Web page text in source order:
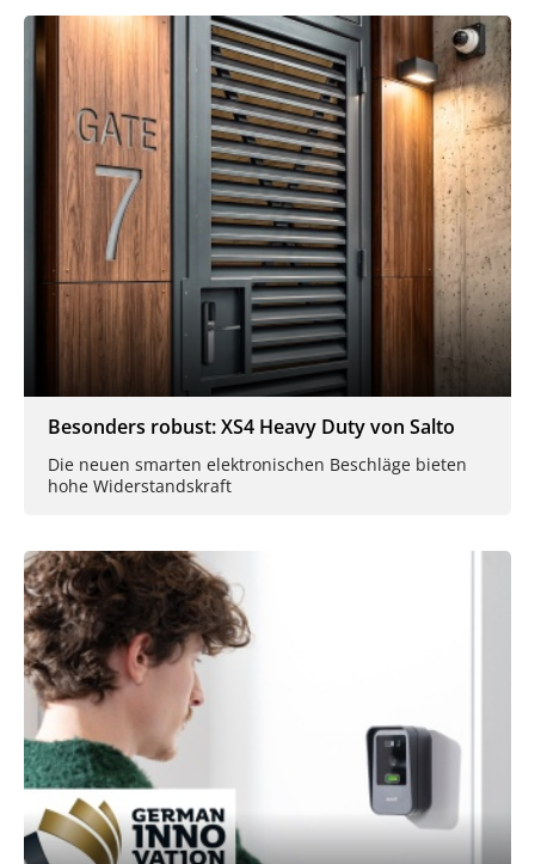
Besonders robust: XS4 Heavy Duty von Salto
Die neuen smarten elektronischen Beschläge bieten
hohe Widerstandskraft